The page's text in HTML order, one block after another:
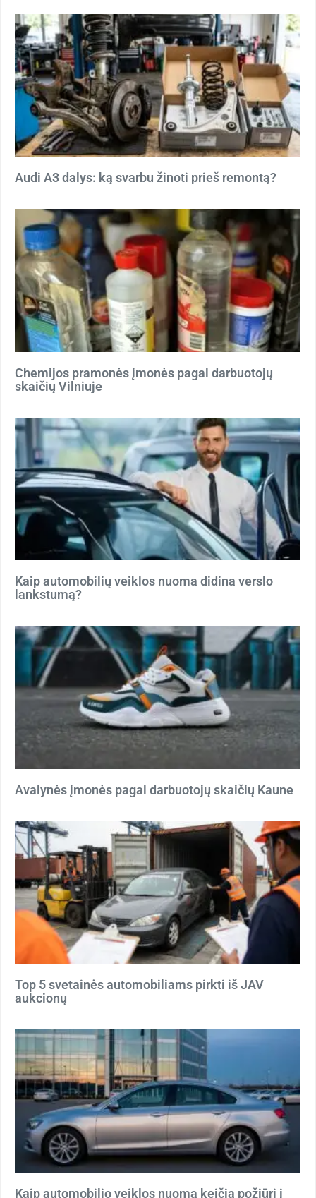
Audi A3 dalys: ką svarbu žinoti prieš remontą?
Chemijos pramonės įmonės pagal darbuotojų
skaičių Vilniuje
Kaip automobilių veiklos nuoma didina verslo
lankstumą?
Avalynės įmonės pagal darbuotojų skaičių Kaune
Top 5 svetainės automobiliams pirkti iš JAV
aukcionų
Kaip automobilio veiklos nuoma keičia požiūrį į